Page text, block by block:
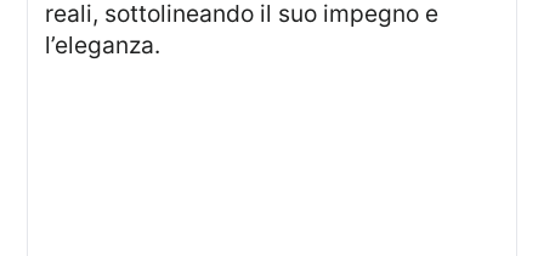
reali, sottolineando il suo impegno e
l’eleganza.